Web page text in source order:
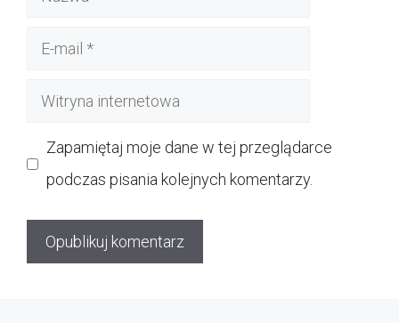
Witryna
Zapamiętaj moje dane w tej przeglądarce
podczas pisania kolejnych komentarzy.